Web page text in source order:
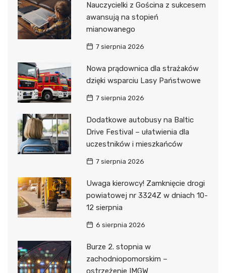
Nauczycielki z Gościna z sukcesem
awansują na stopień
mianowanego
7 sierpnia 2026
Nowa prądownica dla strażaków
dzięki wsparciu Lasy Państwowe
7 sierpnia 2026
Dodatkowe autobusy na Baltic
Drive Festival – ułatwienia dla
uczestników i mieszkańców
7 sierpnia 2026
Uwaga kierowcy! Zamknięcie drogi
powiatowej nr 3324Z w dniach 10-
12 sierpnia
6 sierpnia 2026
Burze 2. stopnia w
zachodniopomorskim –
ostrzeżenie IMGW